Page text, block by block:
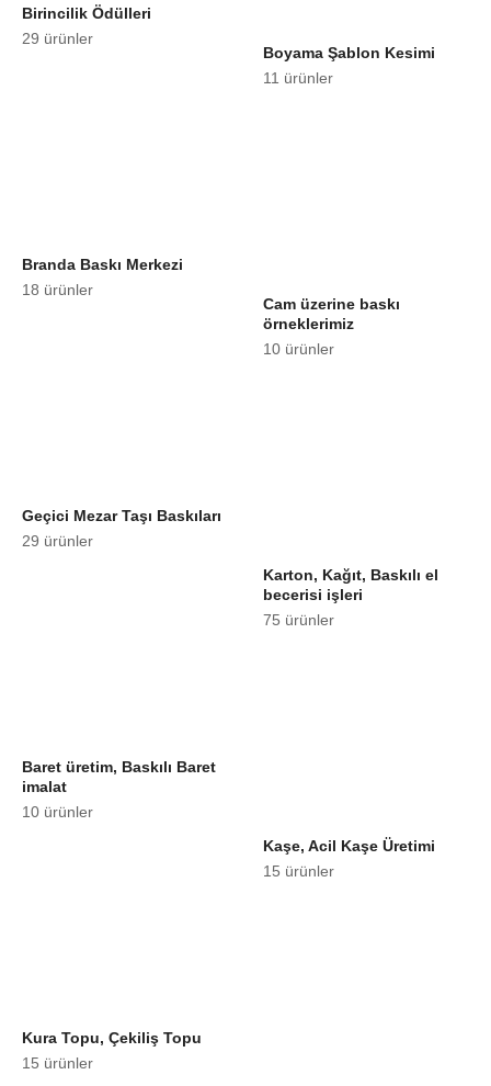
Birincilik Ödülleri
29 ürünler
Boyama Şablon Kesimi
11 ürünler
Branda Baskı Merkezi
18 ürünler
Cam üzerine baskı
örneklerimiz
10 ürünler
Geçici Mezar Taşı Baskıları
29 ürünler
Karton, Kağıt, Baskılı el
becerisi işleri
75 ürünler
Baret üretim, Baskılı Baret
imalat
10 ürünler
Kaşe, Acil Kaşe Üretimi
15 ürünler
Kura Topu, Çekiliş Topu
15 ürünler